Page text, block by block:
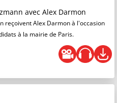
avec Alex Darmon
reçoivent Alex Darmon à l'occasion
à la mairie de Paris.